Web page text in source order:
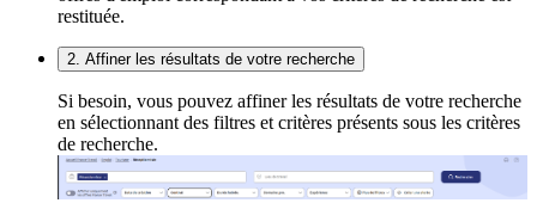
restituée.
2. Affiner les résultats de votre recherche
Si besoin, vous pouvez affiner les résultats de votre recherche
en sélectionnant des filtres et critères présents sous les critères
de recherche.